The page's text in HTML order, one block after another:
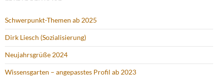
Schwerpunkt-Themen ab 2025
Dirk Liesch (Sozialisierung)
Neujahrsgrüße 2024
Wissensgarten – angepasstes Profil ab 2023